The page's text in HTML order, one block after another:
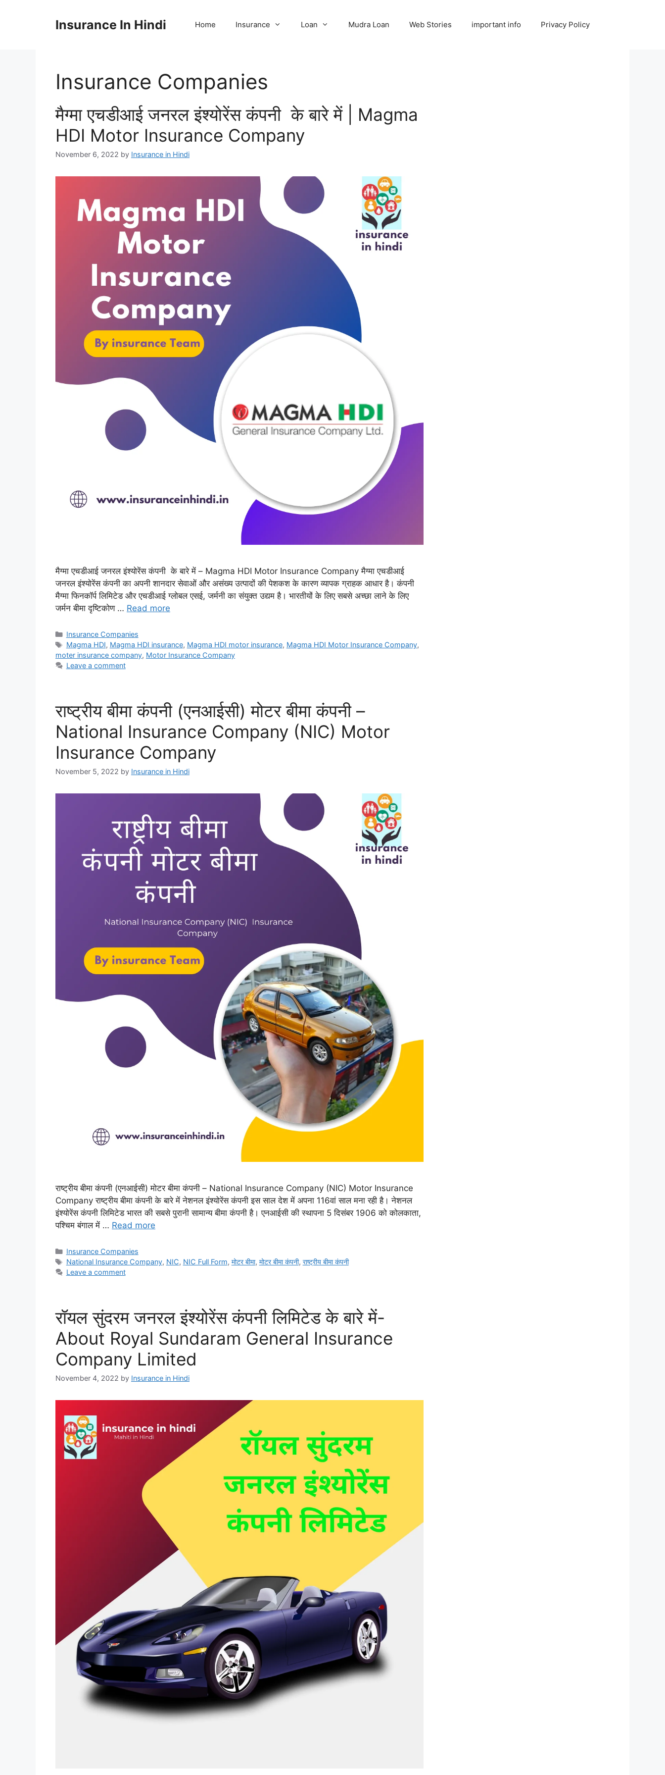
Insurance In Hindi Home Insurance Loan Mudra Loan Web Stories important info Privacy Policy
Insurance Companies
मैग्मा एचडीआई जनरल इंश्योरेंस कंपनी के बारे में | Magma
HDI Motor Insurance Company
November 6, 2022 by Insurance in Hindi
मैग्मा एचडीआई जनरल इंश्योरेंस कंपनी के बारे में – Magma HDI Motor Insurance Company मैग्मा एचडीआई
जनरल इंश्योरेंस कंपनी का अपनी शानदार सेवाओं और असंख्य उत्पादों की पेशकश के कारण व्यापक ग्राहक आधार है। कंपनी
मैग्मा फिनकॉर्प लिमिटेड और एचडीआई ग्लोबल एसई, जर्मनी का संयुक्त उद्यम है। भारतीयों के लिए सबसे अच्छा लाने के लिए
जर्मन बीमा दृष्टिकोण … Read more
Categories
Insurance Companies
Tags
Magma HDI, Magma HDI insurance, Magma HDI motor insurance, Magma HDI Motor Insurance Company,
moter insurance company, Motor Insurance Company
Leave a comment
राष्ट्रीय बीमा कंपनी (एनआईसी) मोटर बीमा कंपनी –
National Insurance Company (NIC) Motor
Insurance Company
November 5, 2022 by Insurance in Hindi
राष्ट्रीय बीमा कंपनी (एनआईसी) मोटर बीमा कंपनी – National Insurance Company (NIC) Motor Insurance
Company राष्ट्रीय बीमा कंपनी के बारे में नेशनल इंश्योरेंस कंपनी इस साल देश में अपना 116वां साल मना रही है। नेशनल
इंश्योरेंस कंपनी लिमिटेड भारत की सबसे पुरानी सामान्य बीमा कंपनी है। एनआईसी की स्थापना 5 दिसंबर 1906 को कोलकाता,
पश्चिम बंगाल में … Read more
Categories
Insurance Companies
Tags
National Insurance Company, NIC, NIC Full Form, मोटर बीमा, मोटर बीमा कंपनी, राष्ट्रीय बीमा कंपनी
Leave a comment
रॉयल सुंदरम जनरल इंश्योरेंस कंपनी लिमिटेड के बारे में-
About Royal Sundaram General Insurance
Company Limited
November 4, 2022 by Insurance in Hindi